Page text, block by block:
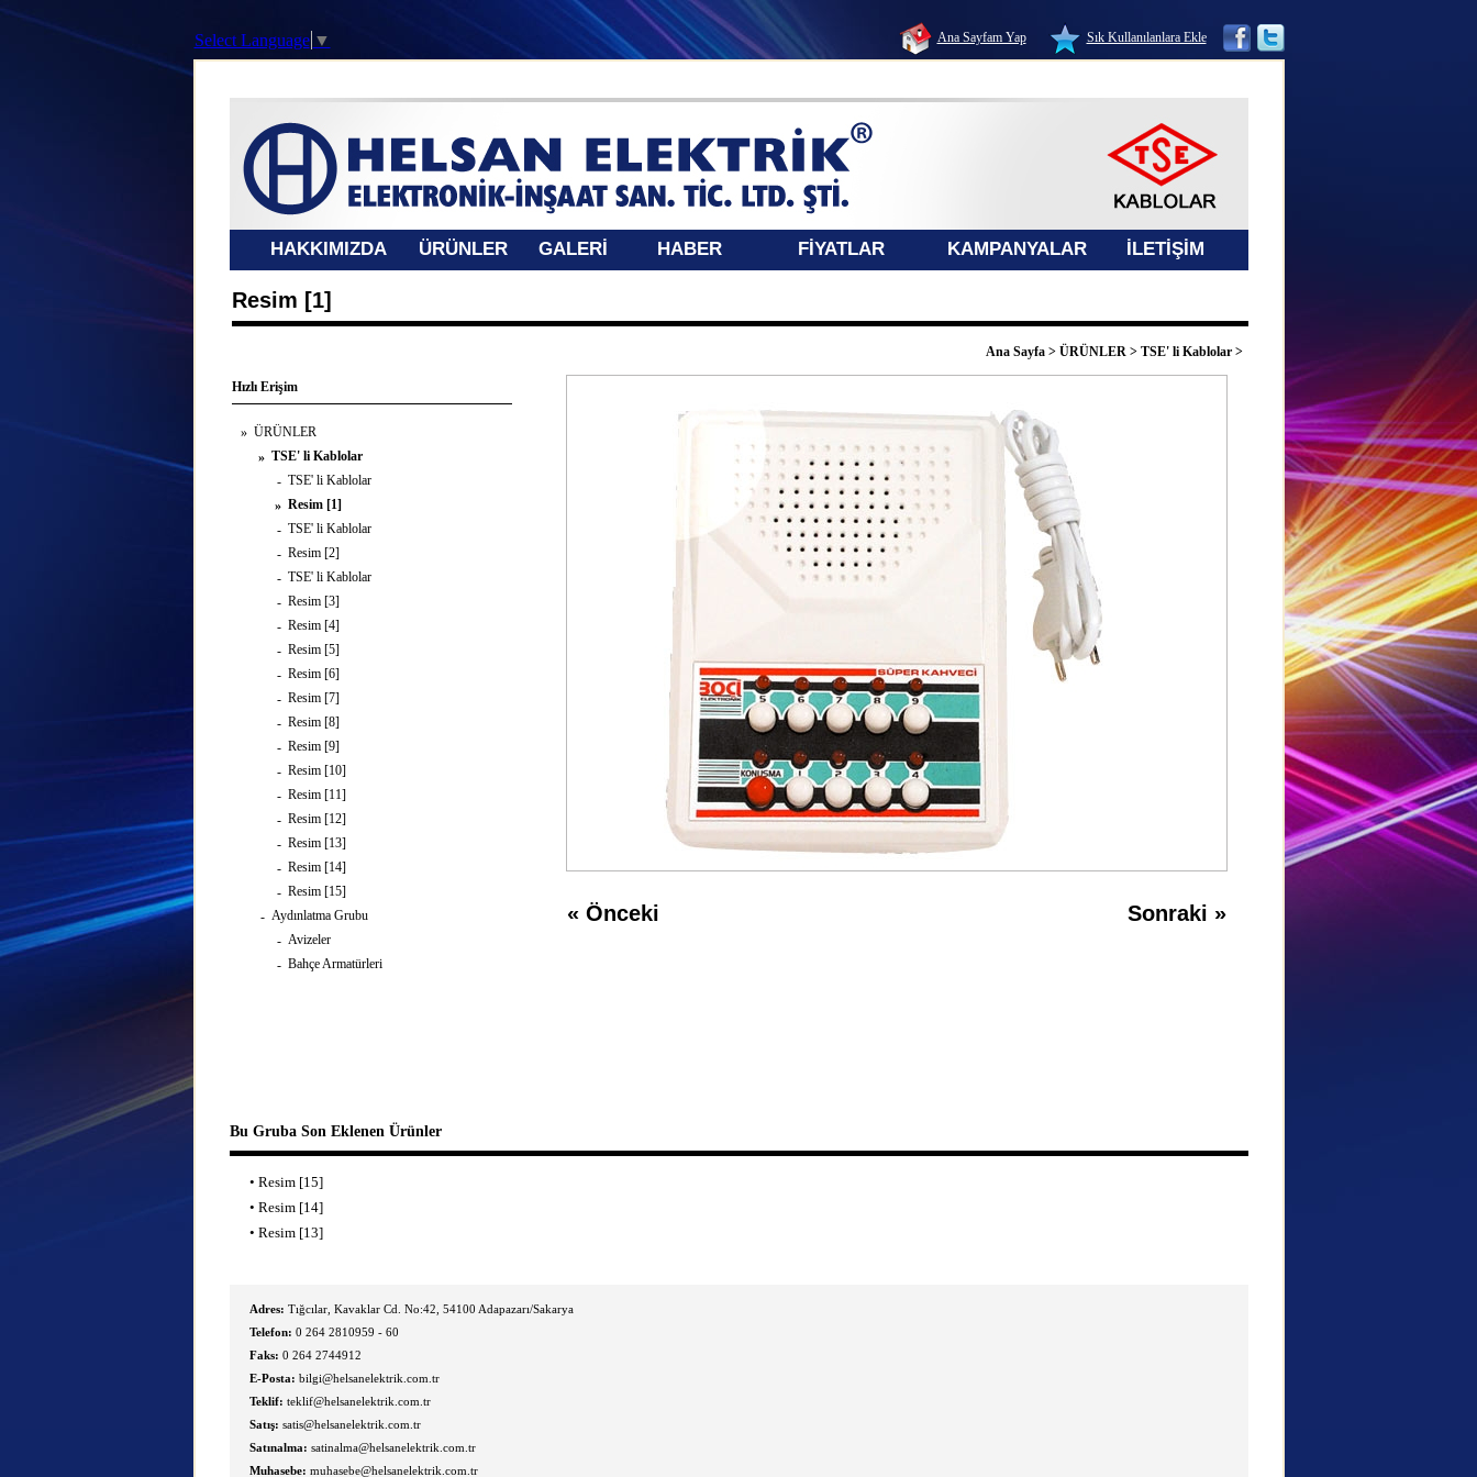
Select Language ▼ Ana Sayfam Yap Sık Kullanılanlara Ekle
HAKKIMIZDA ÜRÜNLER GALERİ HABER FİYATLAR KAMPANYALAR İLETİŞİM
Resim [1]
Ana Sayfa> ÜRÜNLER> TSE' li Kablolar>
Hızlı Erişim
» ÜRÜNLER
» TSE' li Kablolar
- TSE' li Kablolar
» Resim [1]
- TSE' li Kablolar
- Resim [2]
- TSE' li Kablolar
- Resim [3]
- Resim [4]
- Resim [5]
- Resim [6]
- Resim [7]
- Resim [8]
- Resim [9]
- Resim [10]
- Resim [11]
- Resim [12]
- Resim [13]
- Resim [14]
- Resim [15]
- Aydınlatma Grubu
- Avizeler
- Bahçe Armatürleri
« Önceki Sonraki »
Bu Gruba Son Eklenen Ürünler
• Resim [15]
• Resim [14]
• Resim [13]
Adres: Tığcılar, Kavaklar Cd. No:42, 54100 Adapazarı/Sakarya
Telefon: 0 264 2810959 - 60
Faks: 0 264 2744912
E-Posta: bilgi@helsanelektrik.com.tr
Teklif: teklif@helsanelektrik.com.tr
Satış: satis@helsanelektrik.com.tr
Satınalma: satinalma@helsanelektrik.com.tr
Muhasebe: muhasebe@helsanelektrik.com.tr